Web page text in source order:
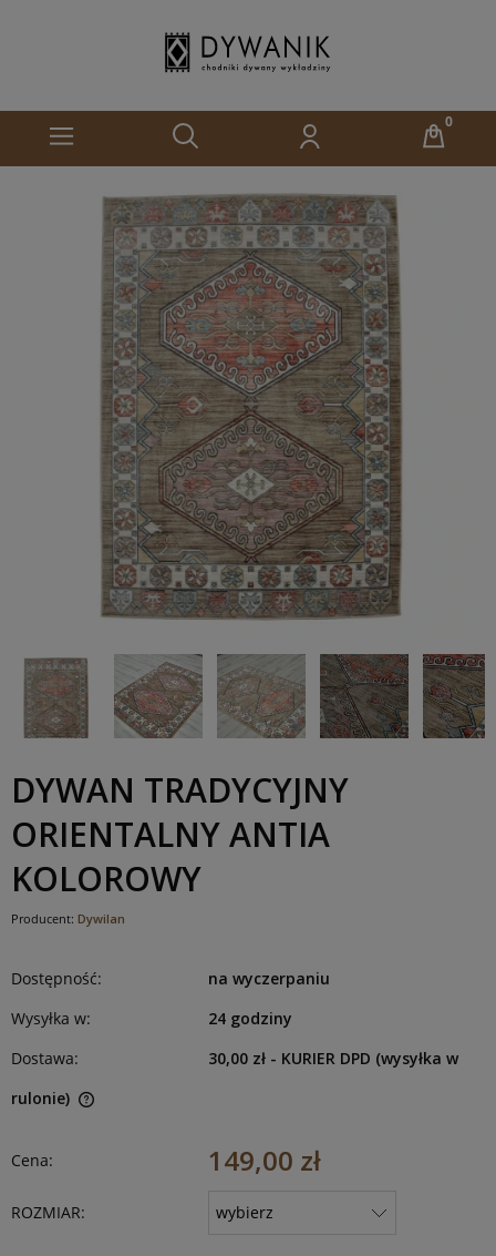
DYWAN TRADYCYJNY
ORIENTALNY ANTIA
KOLOROWY
Producent: Dywilan
Dostępność:
na wyczerpaniu
Wysyłka w:
24 godziny
Dostawa:
30,00 zł - KURIER DPD (wysyłka w
rulonie)
Cena: 149,00 zł
ROZMIAR: